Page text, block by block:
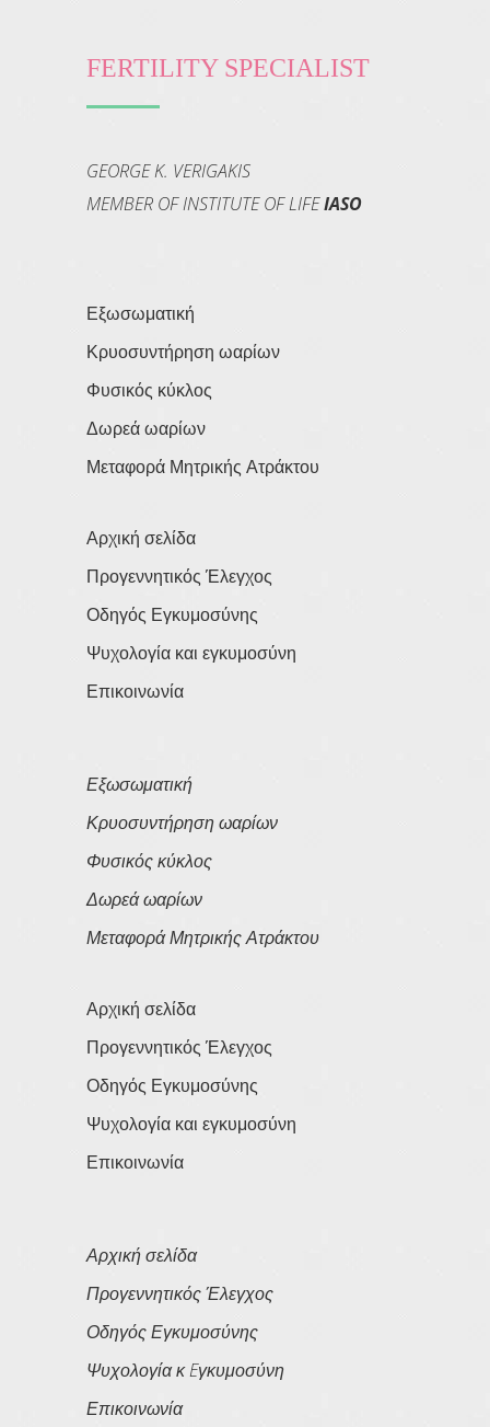
FERTILITY SPECIALIST
GEORGE K. VERIGAKIS
MEMBER OF INSTITUTE OF LIFEIASO
Εξωσωματική
Κρυοσυντήρηση ωαρίων
Φυσικός κύκλος
Δωρεά ωαρίων
Μεταφορά Μητρικής Ατράκτου
Αρχική σελίδα
Προγεννητικός Έλεγχος
Οδηγός Εγκυμοσύνης
Ψυχολογία και εγκυμοσύνη
Επικοινωνία
Εξωσωματική
Κρυοσυντήρηση ωαρίων
Φυσικός κύκλος
Δωρεά ωαρίων
Μεταφορά Μητρικής Ατράκτου
Αρχική σελίδα
Προγεννητικός Έλεγχος
Οδηγός Εγκυμοσύνης
Ψυχολογία και εγκυμοσύνη
Επικοινωνία
Αρχική σελίδα
Προγεννητικός Έλεγχος
Οδηγός Εγκυμοσύνης
Ψυχολογία κ Eγκυμοσύνη
Επικοινωνία